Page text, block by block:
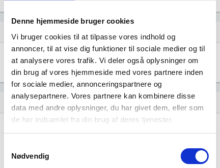
Denne hjemmeside bruger cookies
Vi bruger cookies til at tilpasse vores indhold og
annoncer, til at vise dig funktioner til sociale medier og til
at analysere vores trafik. Vi deler også oplysninger om
din brug af vores hjemmeside med vores partnere inden
for sociale medier, annonceringspartnere og
analysepartnere. Vores partnere kan kombinere disse
data med andre oplysninger, du har givet dem, eller som
de har indsamlet fra din brug af deres tjenester.
Nødvendig
Virksomhedens datterselskaber
location_city REVISORHUSET BIRKERØD ApS
Historisk udvikling af rollerne
hourglass_full 22. marts, 2010
Peter Begtrup Lind
revisionsvirksomhedstemmeberettiget.